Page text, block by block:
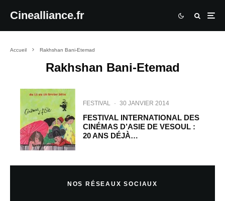
Cinealliance.fr
Accueil Rakhshan Bani-Etemad
Rakhshan Bani-Etemad
FESTIVAL · 30 JANVIER 2014
FESTIVAL INTERNATIONAL DES
CINÉMAS D’ASIE DE VESOUL :
20 ANS DÉJÀ…
NOS RÉSEAUX SOCIAUX